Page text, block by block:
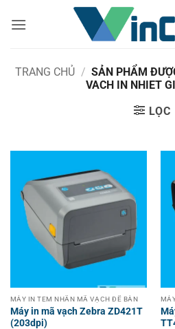
qua
TRANG CHỦ / SẢN PHẨM
VACH IN NHIET
LỌC
MÁY IN TEM NHÃN MÃ VẠCH ĐỂ BÀN
Máy in mã vạch Zebra ZD421T
(203dpi)